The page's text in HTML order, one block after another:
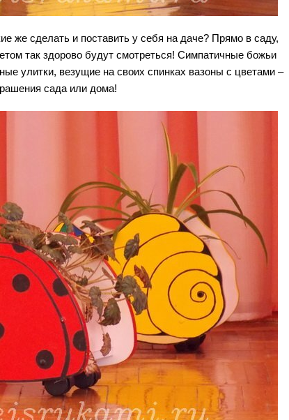
же сделать и поставить у себя на даче? Прямо в саду,
так здорово будут смотреться! Симпатичные божьи
улитки, везущие на своих спинках вазоны с цветами –
сада или дома!